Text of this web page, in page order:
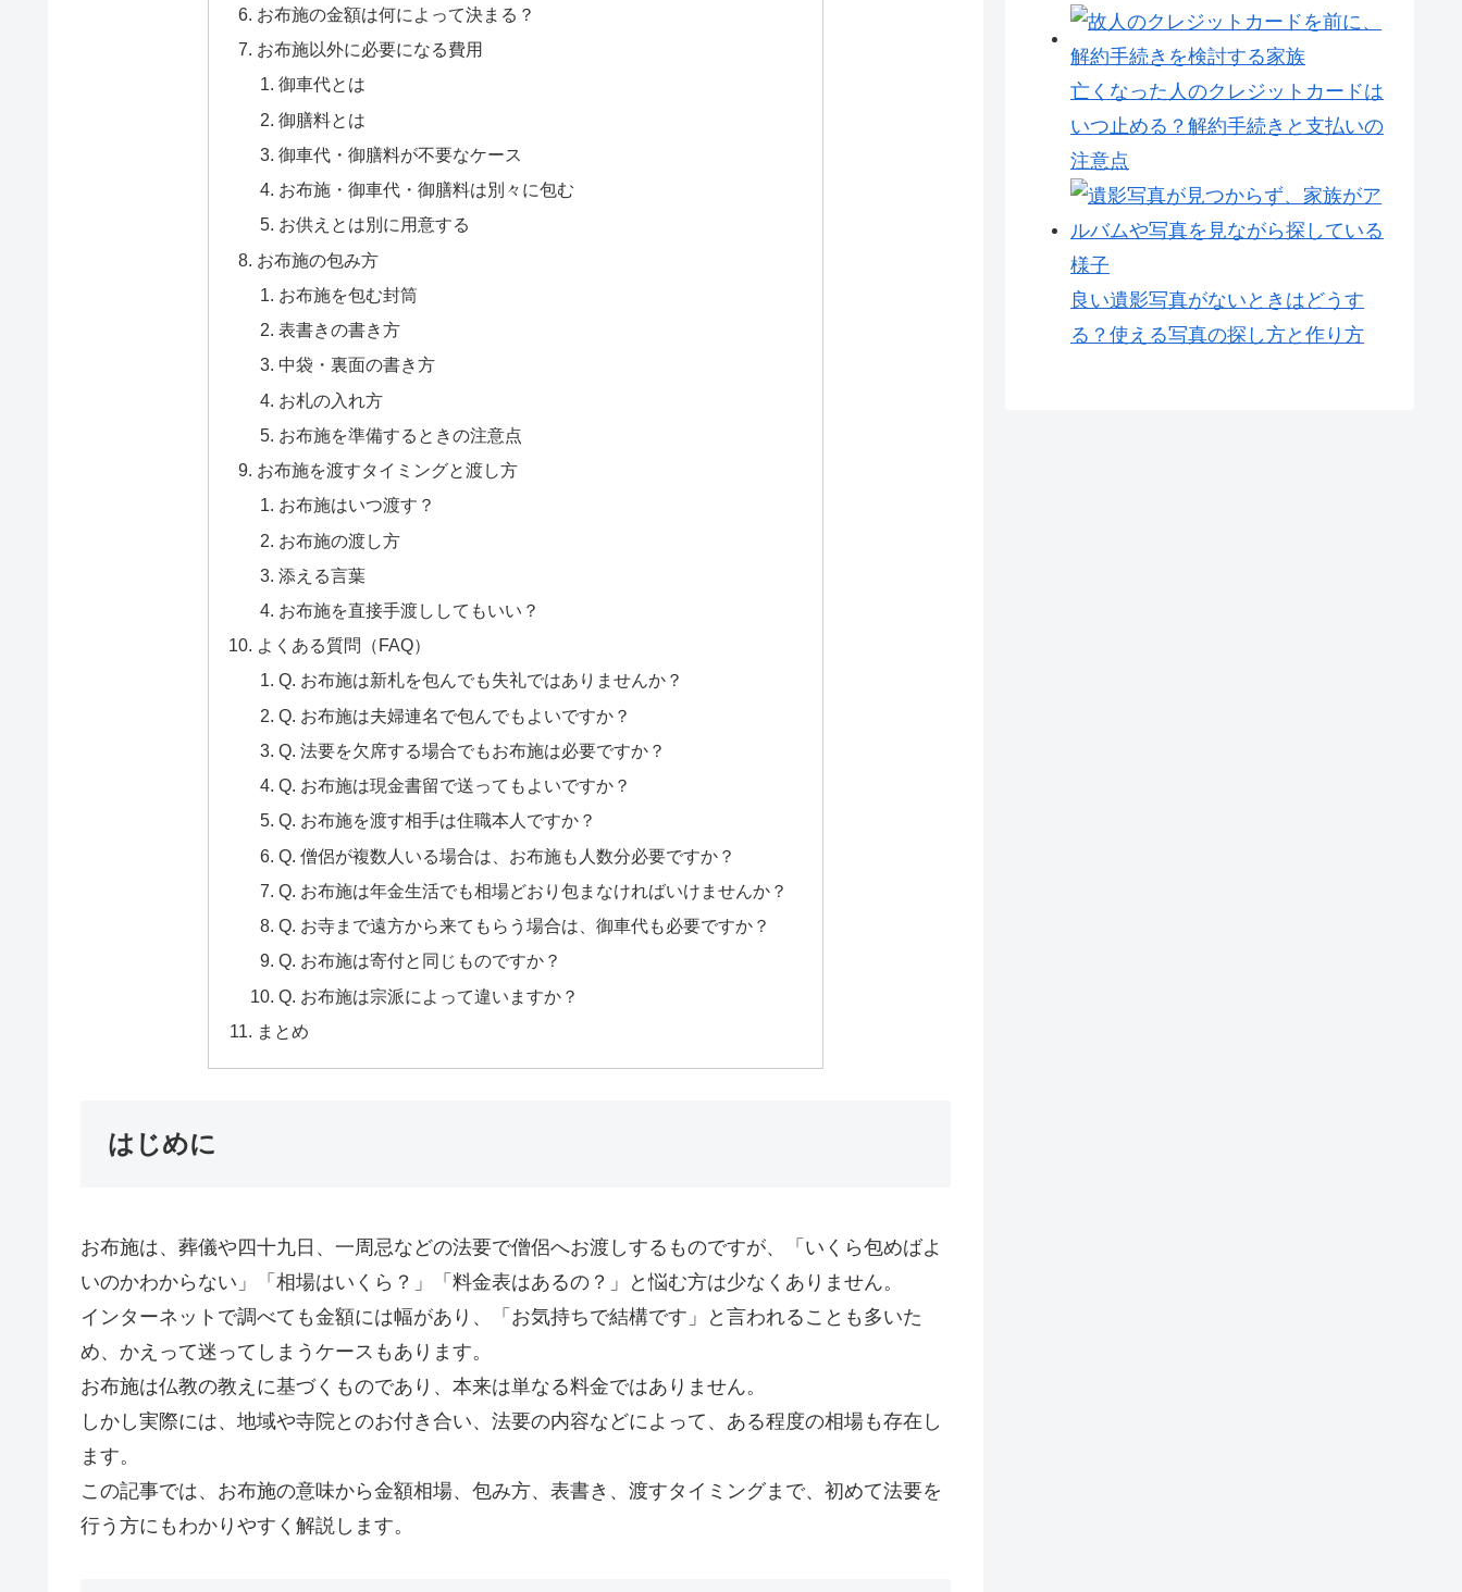
お布施の金額は何によって決まる？
お布施以外に必要になる費用
御車代とは
御膳料とは
御車代・御膳料が不要なケース
お布施・御車代・御膳料は別々に包む
お供えとは別に用意する
お布施の包み方
お布施を包む封筒
表書きの書き方
中袋・裏面の書き方
お札の入れ方
お布施を準備するときの注意点
お布施を渡すタイミングと渡し方
お布施はいつ渡す？
お布施の渡し方
添える言葉
お布施を直接手渡ししてもいい？
よくある質問（FAQ）
Q. お布施は新札を包んでも失礼ではありませんか？
Q. お布施は夫婦連名で包んでもよいですか？
Q. 法要を欠席する場合でもお布施は必要ですか？
Q. お布施は現金書留で送ってもよいですか？
Q. お布施を渡す相手は住職本人ですか？
Q. 僧侶が複数人いる場合は、お布施も人数分必要ですか？
Q. お布施は年金生活でも相場どおり包まなければいけませんか？
Q. お寺まで遠方から来てもらう場合は、御車代も必要ですか？
Q. お布施は寄付と同じものですか？
Q. お布施は宗派によって違いますか？
まとめ
はじめに
お布施は、葬儀や四十九日、一周忌などの法要で僧侶へお渡しするものですが、「いくら包めばよ
いのかわからない」「相場はいくら？」「料金表はあるの？」と悩む方は少なくありません。
インターネットで調べても金額には幅があり、「お気持ちで結構です」と言われることも多いた
め、かえって迷ってしまうケースもあります。
お布施は仏教の教えに基づくものであり、本来は単なる料金ではありません。
しかし実際には、地域や寺院とのお付き合い、法要の内容などによって、ある程度の相場も存在し
ます。
この記事では、お布施の意味から金額相場、包み方、表書き、渡すタイミングまで、初めて法要を
行う方にもわかりやすく解説します。
亡くなった人のクレジットカードは
いつ止める？解約手続きと支払いの
注意点
良い遺影写真がないときはどうす
る？使える写真の探し方と作り方